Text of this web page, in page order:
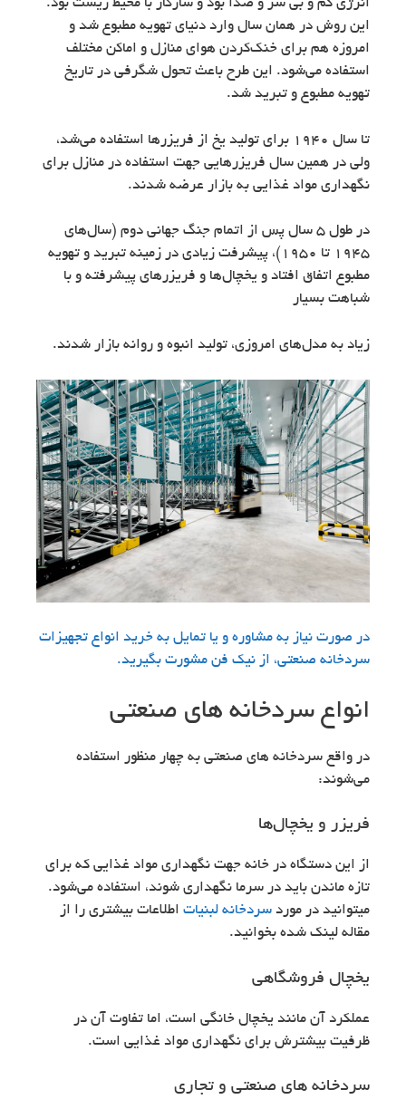
انرژی کم و بی سر و صدا بود و سازگار با محیط زیست بود.
این روش در همان سال وارد دنیای تهویه مطبوع شد و
امروزه هم برای خنک‌کردن هوای منازل و اماکن مختلف
استفاده می‌شود. این طرح باعث تحول شگرفی در تاریخ
تهویه مطبوع و تبرید شد.
تا سال 1940 برای تولید یخ از فریزرها استفاده می‌شد،
ولی در همین سال فریزرهایی جهت استفاده در منازل برای
نگهداری مواد غذایی به بازار عرضه شدند.
در طول 5 سال پس از اتمام جنگ جهانی دوم (سال‌های
1945 تا 1950)، پیشرفت زیادی در زمینه تبرید و تهویه
مطبوع اتفاق افتاد و یخچال‌ها و فریزرهای پیشرفته و با
شباهت بسیار
زیاد به مدل‌های امروزی، تولید انبوه و روانه بازار شدند.
در صورت نیاز به مشاوره و یا تمایل به خرید انواع تجهیزات
سردخانه صنعتی، از نیک فن مشورت بگیرید.
انواع سردخانه های صنعتی
در واقع سردخانه های صنعتی به چهار منظور استفاده
می‌شوند:
فریزر و یخچال‌ها
از این دستگاه در خانه جهت نگهداری مواد غذایی که برای
تازه ماندن باید در سرما نگهداری شوند، استفاده می‌شود.
میتوانید در مورد سردخانه لبنیات اطلاعات بیشتری را از
مقاله لینک شده بخوانید.
یخچال فروشگاهی
عملکرد آن مانند یخچال خانگی است، اما تفاوت آن در
ظرفیت بیشترش برای نگهداری مواد غذایی است.
سردخانه های صنعتی و تجاری